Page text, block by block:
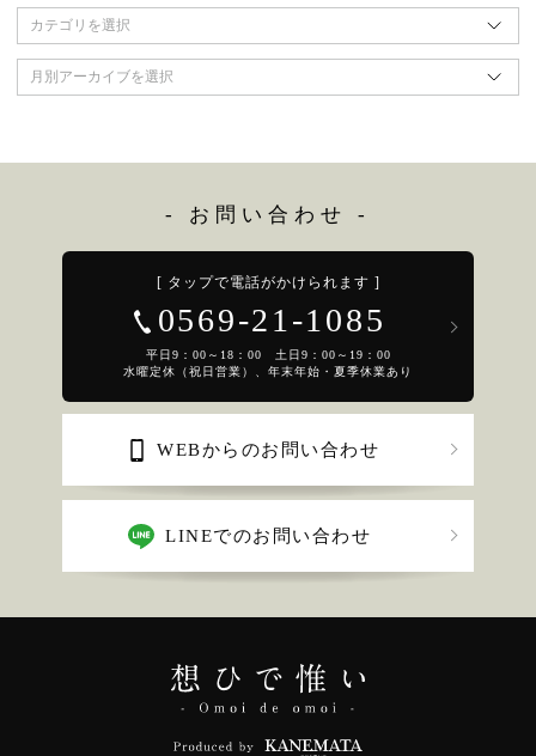
カテゴリを選択
月別アーカイブを選択
- お問い合わせ -
[ タップで電話がかけられます ]
0569-21-1085
平日9：00～18：00 土日9：00～19：00
水曜定休（祝日営業）、年末年始・夏季休業あり
WEBからのお問い合わせ
LINEでのお問い合わせ